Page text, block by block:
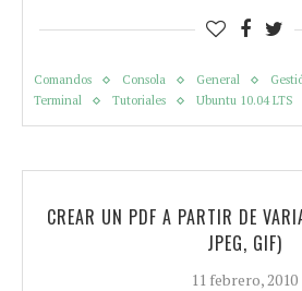
Comandos Consola General
Terminal
Tutoriales Ubuntu 10.04 LTS
CREAR UN PDF A PARTIR DE
JPEG, GIF)
11 febrero, 2010